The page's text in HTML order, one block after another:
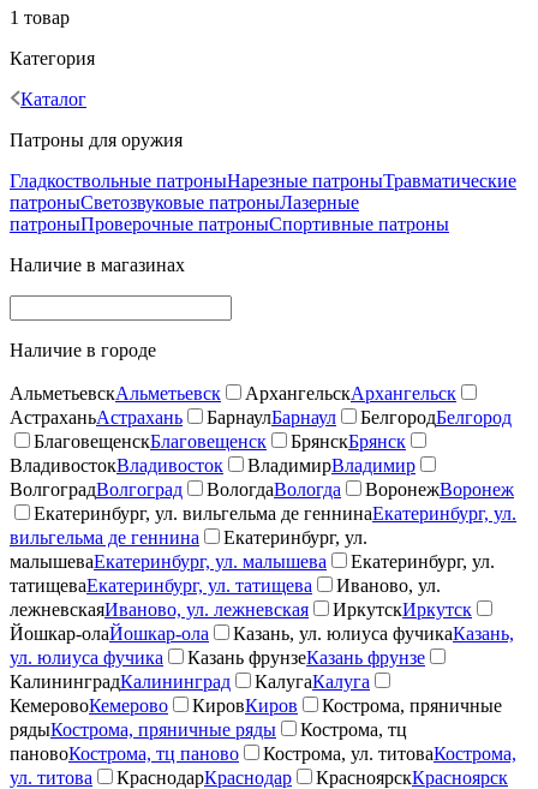
1 товар
Категория
Каталог
Патроны для оружия
Гладкоствольные патроныНарезные патроныТравматические
патроныСветозвуковые патроныЛазерные
патроныПроверочные патроныСпортивные патроны
Наличие в магазинах
Наличие в городе
АльметьевскАльметьевск АрхангельскАрхангельск
АстраханьАстрахань БарнаулБарнаул БелгородБелгород
БлаговещенскБлаговещенск БрянскБрянск
ВладивостокВладивосток ВладимирВладимир
ВолгоградВолгоград ВологдаВологда ВоронежВоронеж
Екатеринбург, ул. вильгельма де геннинаЕкатеринбург, ул.
вильгельма де геннина
Екатеринбург, ул.
малышеваЕкатеринбург, ул. малышева
Екатеринбург, ул.
татищеваЕкатеринбург, ул. татищева
Иваново, ул.
лежневскаяИваново, ул. лежневская ИркутскИркутск
Йошкар-олаЙошкар-ола Казань, ул. юлиуса фучикаКазань,
ул. юлиуса фучика
Казань фрунзеКазань фрунзе
КалининградКалининград КалугаКалуга
КемеровоКемерово КировКиров
Кострома, пряничные
рядыКострома, пряничные ряды
Кострома, тц
пановоКострома, тц паново Кострома, ул. титоваКострома,
ул. титова
КраснодарКраснодар КрасноярскКрасноярск